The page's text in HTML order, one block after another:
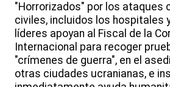
"Horrorizados" por los ataques
civiles, incluidos los hospitales
líderes apoyan al Fiscal de la
Internacional para recoger
"crímenes de guerra", en el
otras ciudades ucranianas, e